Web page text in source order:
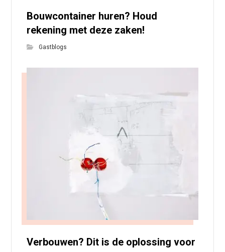
Bouwcontainer huren? Houd
rekening met deze zaken!
Gastblogs
Verbouwen? Dit is de oplossing voor